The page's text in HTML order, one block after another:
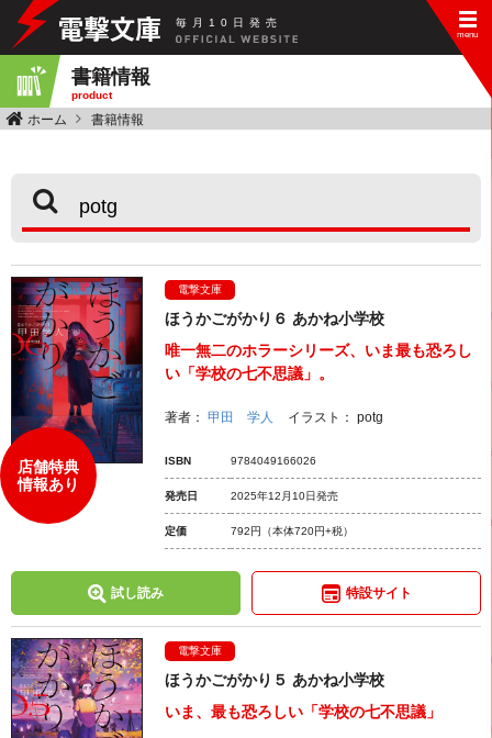
毎 月 10 日 発 売
書籍情報
product
ホーム 書籍情報
店舗特典
情報あり
電撃文庫
ほうかごがかり６ あかね小学校
唯一無二のホラーシリーズ、いま最も恐ろし
い「学校の七不思議」。
著者： 甲田 学人 イラスト： potg
ISBN 9784049166026
発売日 2025年12月10日発売
定価 792円 （本体720円+税）
試し読み 特設サイト
電撃文庫
ほうかごがかり５ あかね小学校
いま、最も恐ろしい「学校の七不思議」